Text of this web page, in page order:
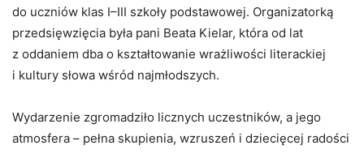
do uczniów klas I–III szkoły podstawowej. Organizatorką
przedsięwzięcia była pani Beata Kielar, która od lat
z oddaniem dba o kształtowanie wrażliwości literackiej
i kultury słowa wśród najmłodszych.
Wydarzenie zgromadziło licznych uczestników, a jego
atmosfera – pełna skupienia, wzruszeń i dziecięcej radości